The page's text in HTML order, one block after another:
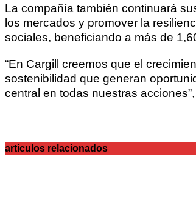
La compañía también continuará
los mercados y promover la
sociales, beneficiando a más de
“En Cargill creemos que el
sostenibilidad que generan
central en todas nuestras
articulos relacionados